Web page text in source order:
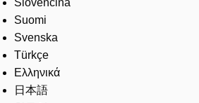
Slovenčina
Suomi
Svenska
Türkçe
Ελληνικά
日本語